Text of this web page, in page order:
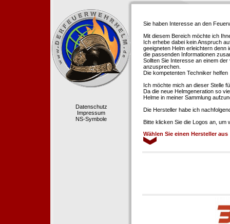
Datenschutz
Impressum
NS-Symbole
Sie haben Interesse an den
Mit diesem Bereich möchte ich
Ich erhebe dabei kein Anspruch
geeigneten Helm erleichtern
die passenden Informationen
Sollten Sie Interesse an einem
anzusprechen.
Die kompetenten Techniker
Ich möchte mich an dieser Stelle
Da die neue Helmgeneration so
Helme in meiner Sammlung
Die Hersteller habe ich
Bitte klicken Sie die Logos an, um
Wählen Sie einen Hersteller aus